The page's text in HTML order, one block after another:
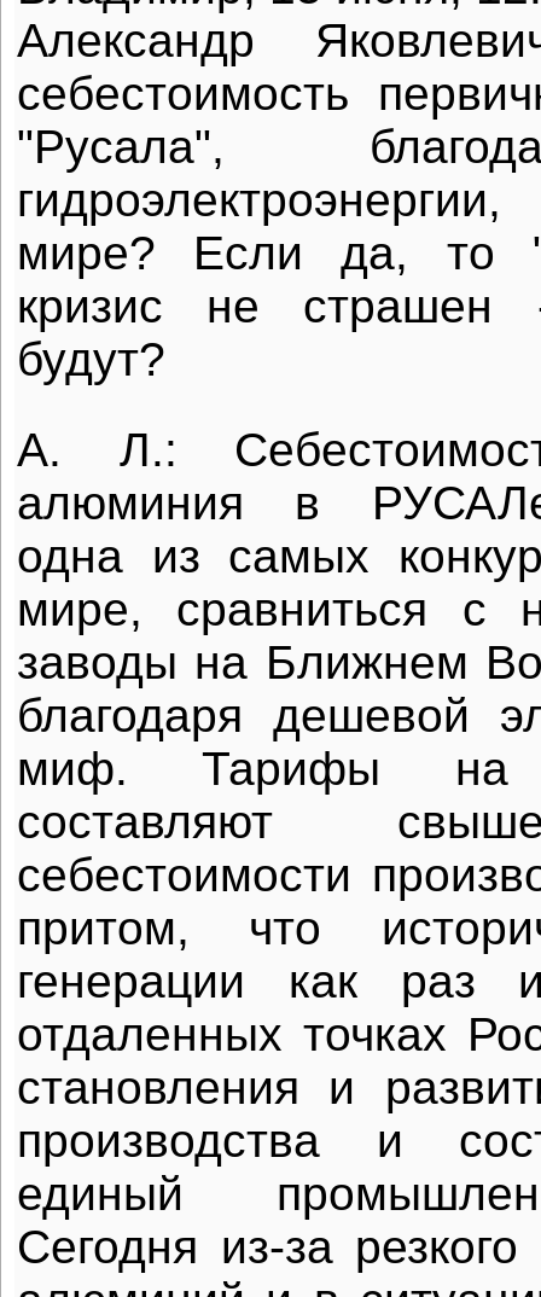
Александр
себестоимость
"Русала",
мире? Если да, то
кризис не страшен
будут?
А. Л.:
алюминия в РУСАЛе
одна из самых
мире, сравниться с
заводы на Ближнем
благодаря дешевой
миф. Тарифы на
составляют
себестоимости
притом, что
генерации как раз
отдаленных точках
становления и
производства и
единый
Сегодня из-за